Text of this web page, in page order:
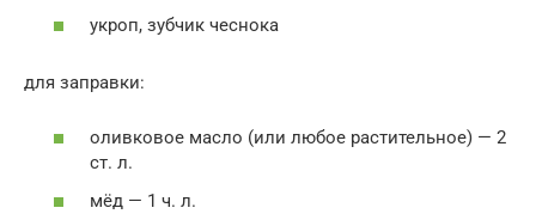
укроп, зубчик чеснока
для заправки:
оливковое масло (или любое растительное) — 2
ст. л.
мёд — 1 ч. л.